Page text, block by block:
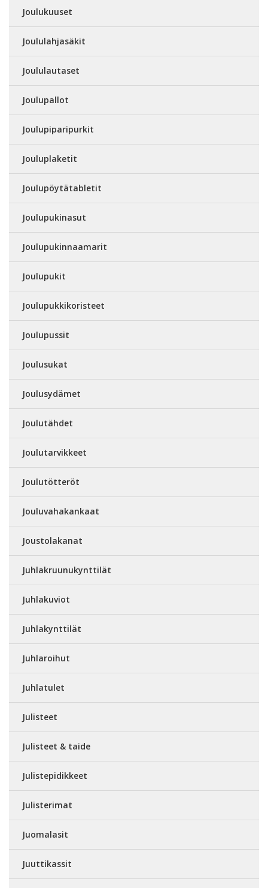
Joulukuuset
Joululahjasäkit
Joululautaset
Joulupallot
Joulupiparipurkit
Jouluplaketit
Joulupöytätabletit
Joulupukinasut
Joulupukinnaamarit
Joulupukit
Joulupukkikoristeet
Joulupussit
Joulusukat
Joulusydämet
Joulutähdet
Joulutarvikkeet
Joulutötteröt
Jouluvahakankaat
Joustolakanat
Juhlakruunukynttilät
Juhlakuviot
Juhlakynttilät
Juhlaroihut
Juhlatulet
Julisteet
Julisteet & taide
Julistepidikkeet
Julisterimat
Juomalasit
Juuttikassit